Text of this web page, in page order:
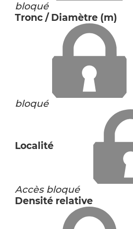
bloqué
Tronc / Diamètre (m)
bloqué
Localité
Accès bloqué
Densité relative